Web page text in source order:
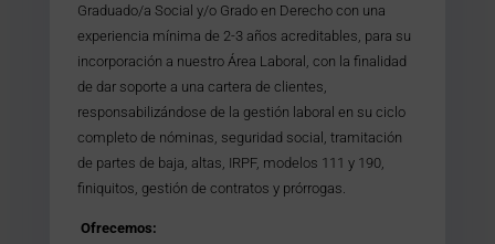
Graduado/a Social y/o Grado en Derecho con una
experiencia mínima de 2-3 años acreditables, para su
incorporación a nuestro Área Laboral, con la finalidad
de dar soporte a una cartera de clientes,
responsabilizándose de la gestión laboral en su ciclo
completo de nóminas, seguridad social, tramitación
de partes de baja, altas, IRPF, modelos 111 y 190,
finiquitos, gestión de contratos y prórrogas.
Ofrecemos: